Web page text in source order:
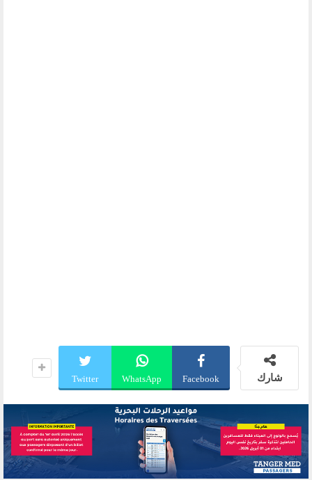
شارك Facebook
WhatsApp
Twitter